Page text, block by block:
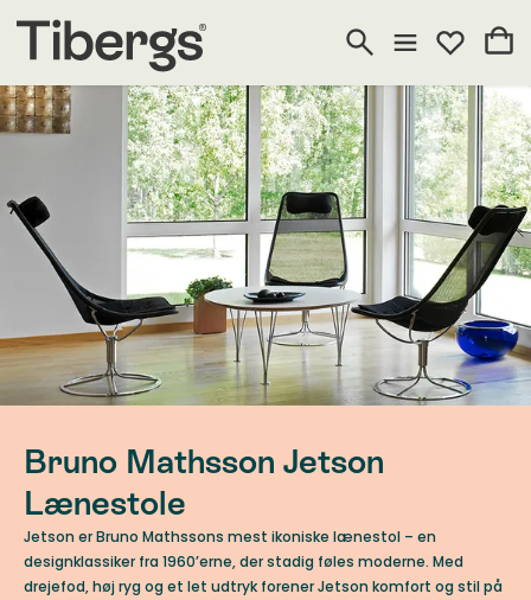
Bruno Mathsson Jetson
Lænestole
Jetson er Bruno Mathssons mest ikoniske lænestol – en
designklassiker fra 1960’erne, der stadig føles moderne. Med
drejefod, høj ryg og et let udtryk forener Jetson komfort og stil på